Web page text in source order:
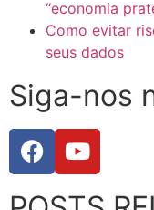
“economia
Como evitar
seus dados
Siga-nos